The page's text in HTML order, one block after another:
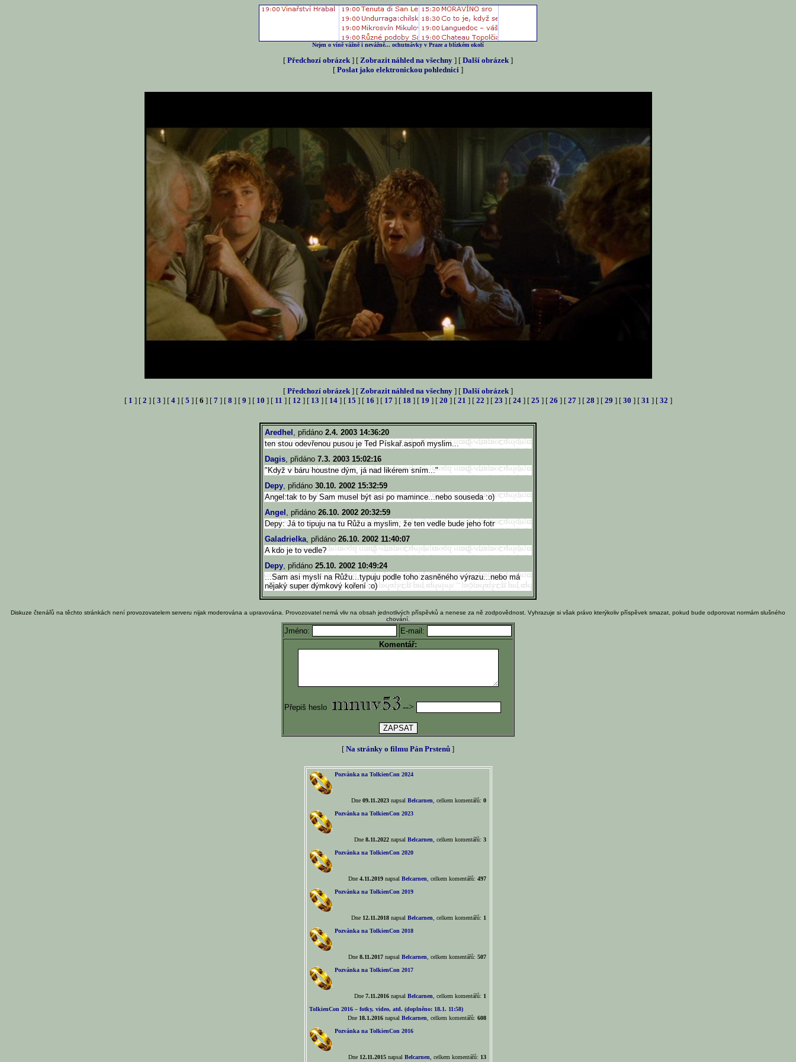
Nejen o víně vážně i nevážně... ochutnávky v Praze a blízkém okolí
[ Předchozí obrázek ] [ Zobrazit náhled na všechny ] [ Další obrázek ]
[ Poslat jako elektronickou pohlednici ]
[ Předchozí obrázek ] [ Zobrazit náhled na všechny ] [ Další obrázek ]
[ 1 ] [ 2 ] [ 3 ] [ 4] [ 5 ] [ 6 ] [ 7] [ 8 ] [ 9 ] [ 10 ] [ 11 ] [ 12 ] [ 13 ] [ 14] [ 15 ] [ 16 ] [ 17] [ 18 ] [ 19 ] [ 20 ] [ 21 ] [ 22 ] [ 23 ] [ 24] [ 25 ] [ 26 ] [ 27] [ 28 ] [ 29 ] [ 30 ] [ 31 ] [ 32 ]
Aredhel , přidáno 2.4. 2003 14:36:20
ten stou odevřenou pusou je Ted Pískař.aspoň myslim...
Dagis, přidáno 7.3. 2003 15:02:16
"Když v báru houstne dým, já nad likérem sním..."
Depy, přidáno 30.10. 2002 15:32:59
Angel:tak to by Sam musel být asi po mamince...nebo souseda :o)
Angel , přidáno 26.10. 2002 20:32:59
Depy: Já to tipuju na tu Růžu a myslim, že ten vedle bude jeho fotr
Galadrielka, přidáno 26.10. 2002 11:40:07
A kdo je to vedle?
Depy, přidáno 25.10. 2002 10:49:24
...Sam asi myslí na Růžu...typuju podle toho zasněného výrazu...nebo má
nějaký super dýmkový koření :o)
Diskuze čtenářů na těchto stránkách není provozovatelem serveru nijak moderována a upravována. Provozovatel nemá vliv na obsah jednotlivých příspěvků a nenese za ně zodpovědnost. Vyhrazuje si však právo kterýkoliv příspěvek smazat, pokud bude odporovat normám slušného
chování.
Jméno:
E-mail:
Komentář:
Přepiš heslo -->
[ Na stránky o filmu Pán Prstenů ]
Pozvánka na TolkienCon 2024
Dne 09.11.2023napsal Belcarnen , celkem komentářů: 0
Pozvánka na TolkienCon 2023
Dne 8.11.2022napsal Belcarnen , celkem komentářů: 3
Pozvánka na TolkienCon 2020
Dne 4.11.2019napsal Belcarnen , celkem komentářů: 497
Pozvánka na TolkienCon 2019
Dne 12.11.2018napsal Belcarnen , celkem komentářů: 1
Pozvánka na TolkienCon 2018
Dne 8.11.2017napsal Belcarnen , celkem komentářů: 507
Pozvánka na TolkienCon 2017
Dne 7.11.2016napsal Belcarnen , celkem komentářů: 1
TolkienCon 2016 – fotky, video, atd. (doplněno: 18.1. 11:58)
Dne 18.1.2016napsal Belcarnen , celkem komentářů: 608
Pozvánka na TolkienCon 2016
Dne 12.11.2015napsal Belcarnen , celkem komentářů: 13